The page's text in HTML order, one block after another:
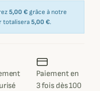
5,00 € grâce à notre
totalisera5,00 €.
Paiement en
3 fois dès 100